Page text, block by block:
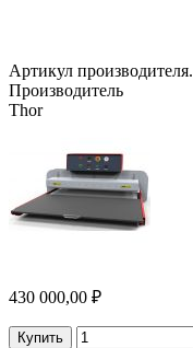
Артикул производителя.
Производитель
Thor
430 000,00 ₽
Купить